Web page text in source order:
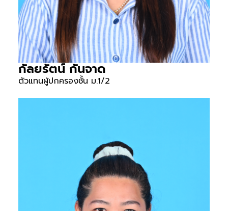
กัลยรัตน์ กันจาด
ตัวแทนผู้ปกครองชั้น ม.1/2